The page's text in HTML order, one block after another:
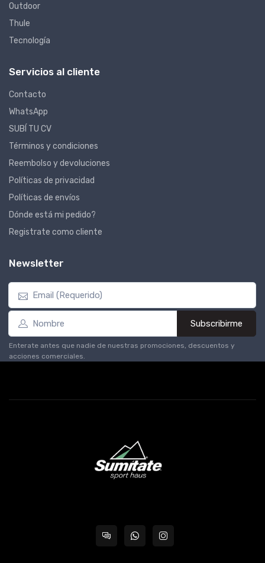
Outdoor
Thule
Tecnología
Servicios al cliente
Contacto
WhatsApp
SUBÍ TU CV
Términos y condiciones
Reembolso y devoluciones
Políticas de privacidad
Políticas de envíos
Dónde está mi pedido?
Registrate como cliente
Newsletter
Subscribirme
Enterate antes que nadie de nuestras promociones, descuentos y
acciones comerciales.